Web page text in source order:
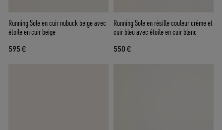
Running Sole en cuir nubuck beige avec
étoile en cuir beige
595 €
Running Sole en résille couleur crème et
cuir bleu avec étoile en cuir blanc
550 €